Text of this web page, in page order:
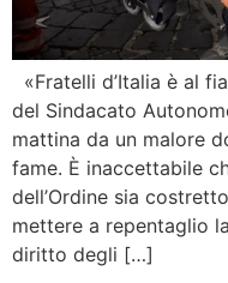
«Fratelli d’Italia è al
del Sindacato
mattina da un malore
fame. È inaccettabile
dell’Ordine sia
mettere a repentaglio
diritto degli […]